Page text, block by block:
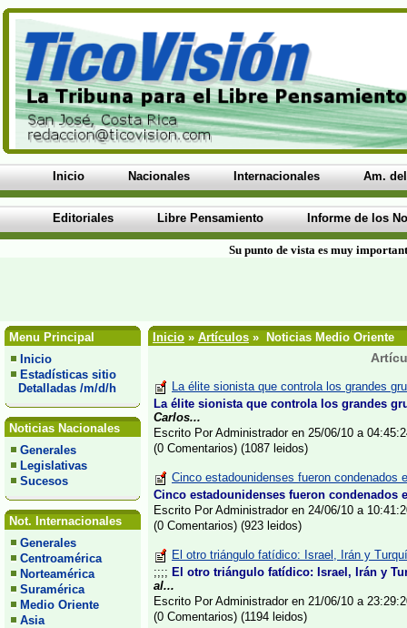
Inicio Nacionales Internacionales Am.
Editoriales Libre Pensamiento Informe de los
Su punto de vista es muy
Menu Principal
Inicio
Estadísticas sitio
Detalladas /m/d/h
Noticias Nacionales
Generales
Legislativas
Sucesos
Not. Internacionales
Generales
Centroamérica
Norteamérica
Suramérica
Medio Oriente
Asia
Inicio » Artículos » Noticias Medio Oriente
La élite sionista que controla los grandes
La élite sionista que controla los grandes
Carlos...
Escrito Por Administrador en 25/06/10 a
(0 Comentarios) (1087 leidos)
Cinco estadounidenses fueron condenados
Cinco estadounidenses fueron condenados
Escrito Por Administrador en 24/06/10 a
(0 Comentarios) (923 leidos)
El otro triángulo fatídico: Israel, Irán y
;;;; El otro triángulo fatídico: Israel, Irán y
al...
Escrito Por Administrador en 21/06/10 a
(0 Comentarios) (1194 leidos)